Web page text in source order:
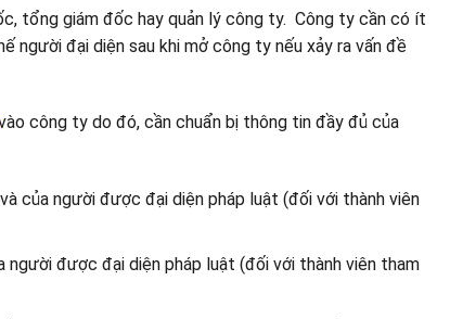
tổng giám đốc hay quản lý công ty. Công ty cần có ít
người đại diện sau khi mở công ty nếu xảy ra vấn đề
công ty do đó, cần chuẩn bị thông tin đầy đủ của
của người được đại diện pháp luật (đối với thành viên
người được đại diện pháp luật (đối với thành viên tham